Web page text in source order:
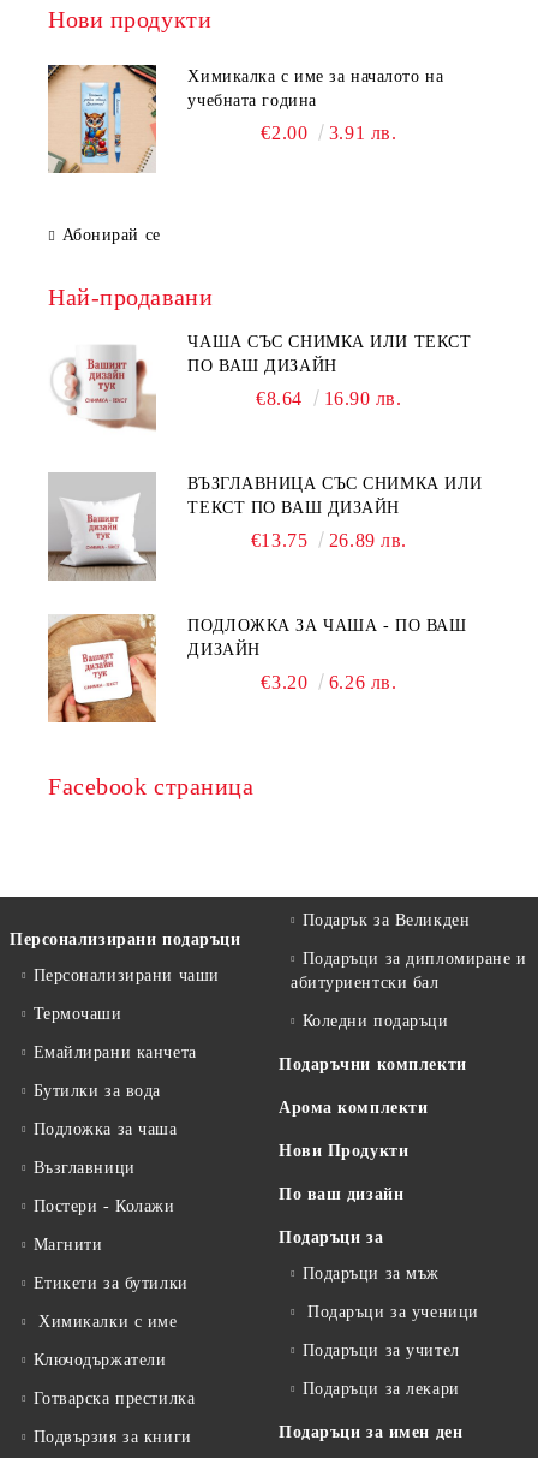
Нови продукти
Химикалка с име за началото на
учебната година
€2.00 3.91 лв.
Абонирай се
Най-продавани
ЧАША СЪС СНИМКА ИЛИ ТЕКСТ
ПО ВАШ ДИЗАЙН
€8.64 16.90 лв.
ВЪЗГЛАВНИЦА СЪС СНИМКА ИЛИ
ТЕКСТ ПО ВАШ ДИЗАЙН
€13.75 26.89 лв.
ПОДЛОЖКА ЗА ЧАША - ПО ВАШ
ДИЗАЙН
€3.20 6.26 лв.
Facebook страница
Персонализирани подаръци
Персонализирани чаши
Термочаши
Емайлирани канчета
Бутилки за вода
Подложка за чаша
Възглавници
Постери - Колажи
Магнити
Етикети за бутилки
Химикалки с име
Ключодържатели
Готварска престилка
Подвързия за книги
Подарък за Великден
Подаръци за дипломиране и
абитуриентски бал
Коледни подаръци
Подаръчни комплекти
Арома комплекти
Нови Продукти
По ваш дизайн
Подаръци за
Подаръци за мъж
Подаръци за ученици
Подаръци за учител
Подаръци за лекари
Подаръци за имен ден